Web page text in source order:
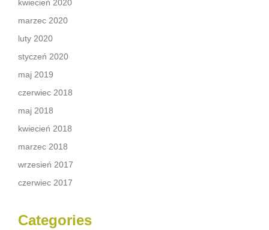
kwiecień 2020
marzec 2020
luty 2020
styczeń 2020
maj 2019
czerwiec 2018
maj 2018
kwiecień 2018
marzec 2018
wrzesień 2017
czerwiec 2017
Categories